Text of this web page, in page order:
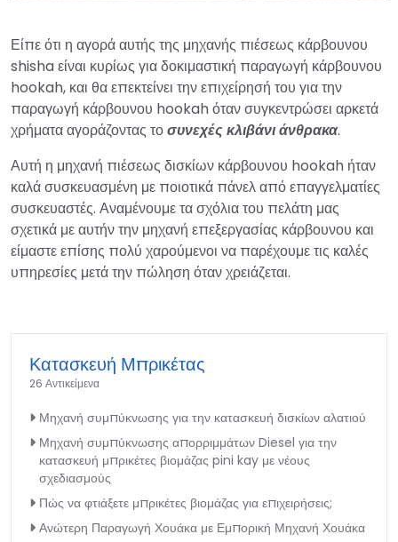
Είπε ότι η αγορά αυτής της μηχανής πιέσεως κάρβουνου
shisha είναι κυρίως για δοκιμαστική παραγωγή κάρβουνου
hookah, και θα επεκτείνει την επιχείρησή του για την
παραγωγή κάρβουνου hookah όταν συγκεντρώσει αρκετά
χρήματα αγοράζοντας τοσυνεχές κλιβάνι άνθρακα.
Αυτή η μηχανή πιέσεως δισκίων κάρβουνου hookah ήταν
καλά συσκευασμένη με ποιοτικά πάνελ από επαγγελματίες
συσκευαστές. Αναμένουμε τα σχόλια του πελάτη μας
σχετικά με αυτήν την μηχανή επεξεργασίας κάρβουνου και
είμαστε επίσης πολύ χαρούμενοι να παρέχουμε τις καλές
υπηρεσίες μετά την πώληση όταν χρειάζεται.
Κατασκευή Μπρικέτας
26 Αντικείμενα
Μηχανή συμπύκνωσης για την κατασκευή δισκίων αλατιού
Μηχανή συμπύκνωσης απορριμμάτων Diesel για την
κατασκευή μπρικέτες βιομάζας pini kay με νέους
σχεδιασμούς
Πώς να φτιάξετε μπρικέτες βιομάζας για επιχειρήσεις;
Ανώτερη Παραγωγή Χουάκα με Εμπορική Μηχανή Χουάκα